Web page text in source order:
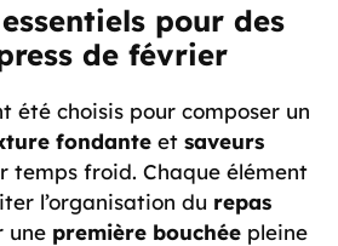
pour des
de février
été choisis pour composer un
fondante et saveurs
temps froid. Chaque élément
l’organisation du repas
une première bouchée pleine